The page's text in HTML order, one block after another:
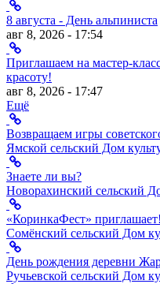
8 августа - День альпиниста
авг 8, 2026 - 17:54
Приглашаем на мастер-
красоту!
авг 8, 2026 - 17:47
Ещё
Возвращаем игры
Ямской сельский Дом
Знаете ли вы?
Новорахинский сельский
«КоринкаФест» приглашает!
Сомёнский сельский Дом
День рождения деревни
Ручьевской сельский Дом